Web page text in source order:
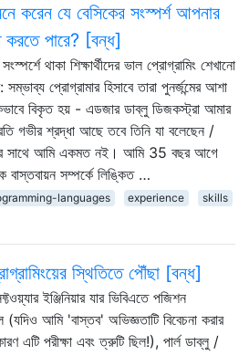
করেন যে বেসিকের সংস্পর্শ আপনার
করতে পারে? [বন্ধ]
থাকা শিক্ষার্থীদের ভাল প্রোগ্রামিং শেখানো
প্রোগ্রামার হিসাবে তারা পুনর্জন্মের আশা
বিকৃত হয় - এডজার ডাব্লু ডিজকস্ট্রা আমার
গভীর শ্রদ্ধা আছে তবে তিনি যা বলেছেন /
সাথে আমি একমত নই। আমি 35 বছর আগে
বাস্তবায়ন সম্পর্কে লিঙ্কিত …
languages experience
skills
স্থিতিতে পৌঁছা [বন্ধ]
ইঞ্জিনিয়ার যার ভিবিএতে পজিশন
(যদিও আমি 'বাস্তব' অভিজ্ঞতাটি বিবেচনা করার
এটি পরীক্ষা এবং ত্রুটি ছিল!), পার্ল ডাব্লু /